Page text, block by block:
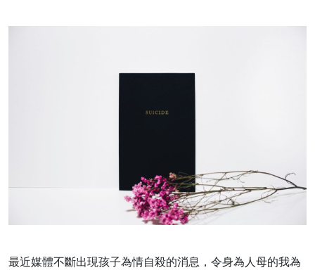
最近媒體不斷出現孩子為情自殺的消息，令身為人母的我為